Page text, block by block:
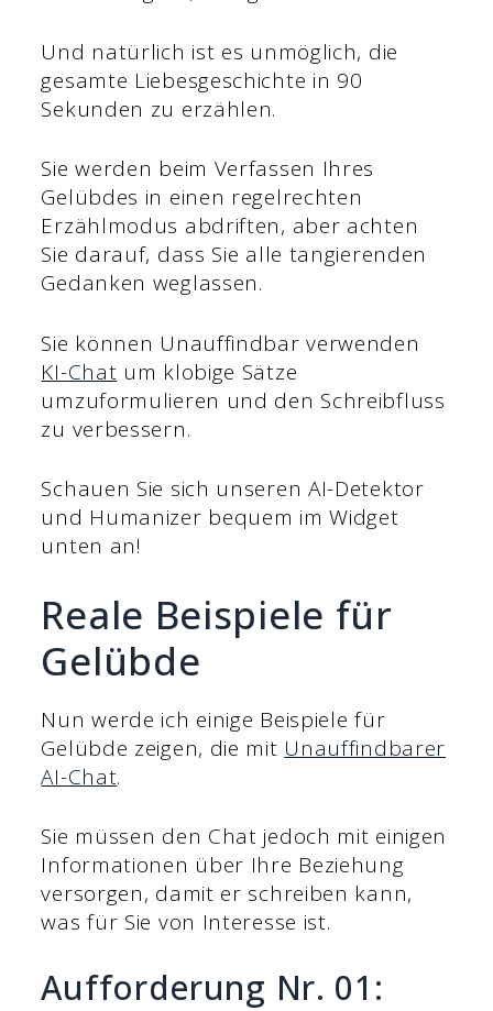
Und natürlich ist es unmöglich, die
gesamte Liebesgeschichte in 90
Sekunden zu erzählen.
Sie werden beim Verfassen Ihres
Gelübdes in einen regelrechten
Erzählmodus abdriften, aber achten
Sie darauf, dass Sie alle tangierenden
Gedanken weglassen.
Sie können Unauffindbar verwenden
KI-Chat um klobige Sätze
umzuformulieren und den Schreibfluss
zu verbessern.
Schauen Sie sich unseren AI-Detektor
und Humanizer bequem im Widget
unten an!
Reale Beispiele für
Gelübde
Nun werde ich einige Beispiele für
Gelübde zeigen, die mit Unauffindbarer
AI-Chat.
Sie müssen den Chat jedoch mit einigen
Informationen über Ihre Beziehung
versorgen, damit er schreiben kann,
was für Sie von Interesse ist.
Aufforderung Nr. 01: